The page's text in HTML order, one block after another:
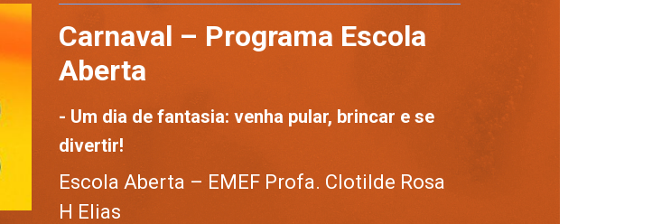
informações
Carnaval – Programa Escola
Aberta
- Um dia de fantasia: venha pular, brincar e se
divertir!
Escola Aberta – EMEF Profa. Clotilde Rosa
H Elias